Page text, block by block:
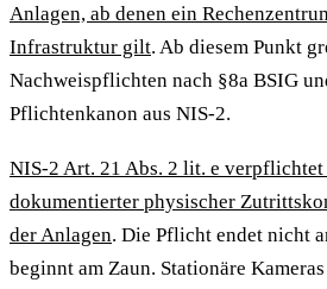
Anlagen, ab denen ein
Infrastruktur gilt. Ab diesem Punkt
Nachweispflichten nach §8a BSIG
Pflichtenkanon aus NIS-2.
NIS-2 Art. 21 Abs. 2 lit. e verpflichtet
dokumentierter physischer
der Anlagen. Die Pflicht endet nicht
beginnt am Zaun. Stationäre